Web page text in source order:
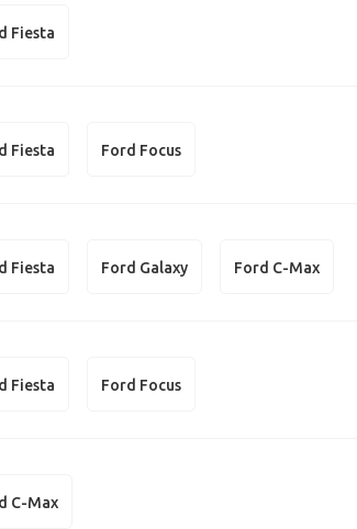
Fiesta
Fiesta Ford Focus
Fiesta Ford Galaxy Ford C-Max
Fiesta Ford Focus
C-Max